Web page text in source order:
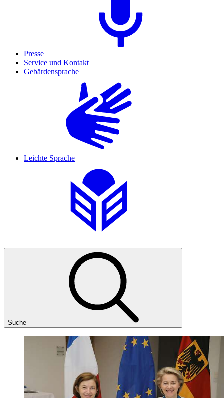
Presse
Service und Kontakt
Gebärdensprache
Leichte Sprache
Suche